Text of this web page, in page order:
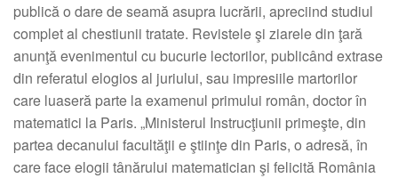
publică o dare de seamă asupra lucrării, apreciind studiul
complet al chestiunii tratate. Revistele şi ziarele din ţară
anunţă evenimentul cu bucurie lectorilor, publicând extrase
din referatul elogios al juriului, sau impresiile martorilor
care luaseră parte la examenul primului român, doctor în
matematici la Paris. „Ministerul Instrucţiunii primeşte, din
partea decanului facultăţii e ştiinţe din Paris, o adresă, în
care face elogii tânărului matematician şi felicită România